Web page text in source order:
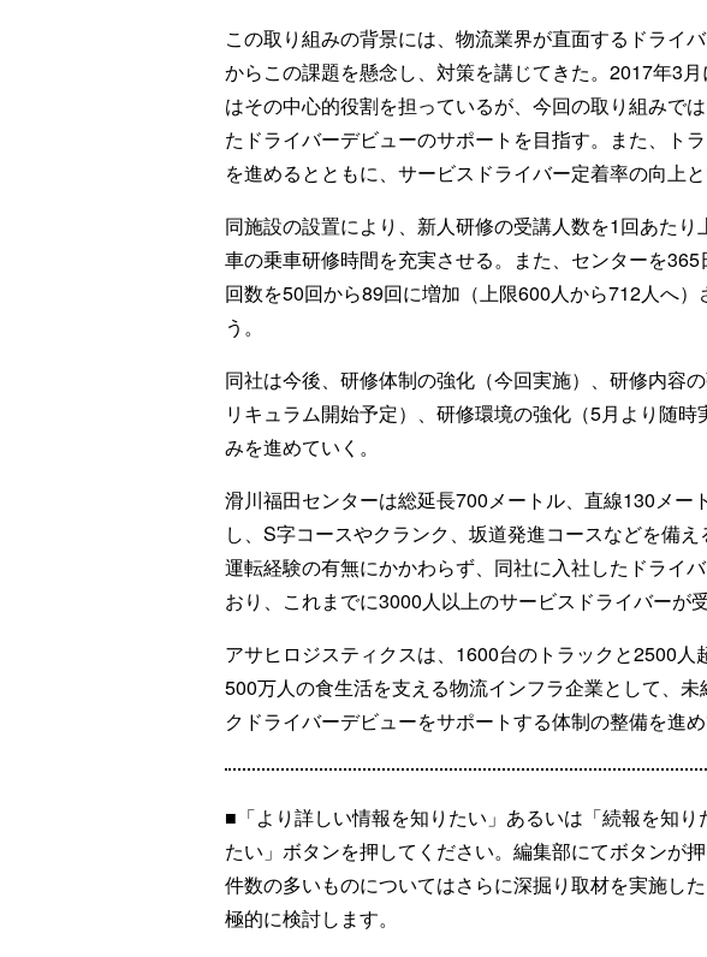
この取り組みの背景には、物流業界が直面するドライ
からこの課題を懸念し、対策を講じてきた。2017年3
はその中心的役割を担っているが、今回の取り組みで
たドライバーデビューのサポートを目指す。また、ト
を進めるとともに、サービスドライバー定着率の向上
同施設の設置により、新人研修の受講人数を1回あた
車の乗車研修時間を充実させる。また、センターを
回数を50回から89回に増加（上限600人から712人へ
う。
同社は今後、研修体制の強化（今回実施）、研修内容
リキュラム開始予定）、研修環境の強化（5月より随
みを進めていく。
滑川福田センターは総延長700メートル、直線130メー
し、S字コースやクランク、坂道発進コースなどを備
運転経験の有無にかかわらず、同社に入社したドライ
おり、これまでに3000人以上のサービスドライバーが
アサヒロジスティクスは、1600台のトラックと2500人
500万人の食生活を支える物流インフラ企業として、
クドライバーデビューをサポートする体制の整備を進め
■「より詳しい情報を知りたい」あるいは「続報を知り
たい」ボタンを押してください。編集部にてボタンが
件数の多いものについてはさらに深掘り取材を実施し
極的に検討します。